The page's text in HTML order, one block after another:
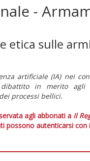
-
etica sulle
artificiale (IA) nei
in merito agli
processi bellici.
agli abbonati a Il
possono autenticarsi